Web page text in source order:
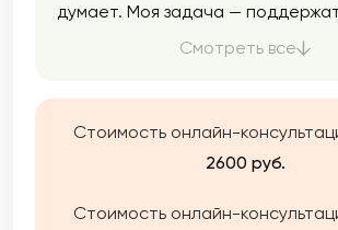
думает. Моя задача —
гармоничной жизни. Мой подход
индивидуальности. Вы увидите
результат в обозримые сроки. Я
честно: если пойму, что не могу
другого специалиста.
Смотреть все
Стоимость онлайн-
2600 руб.
Стоимость онлайн-